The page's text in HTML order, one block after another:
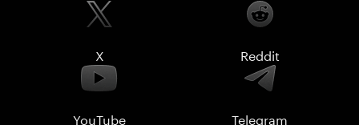
X Reddit
YouTube Telegram